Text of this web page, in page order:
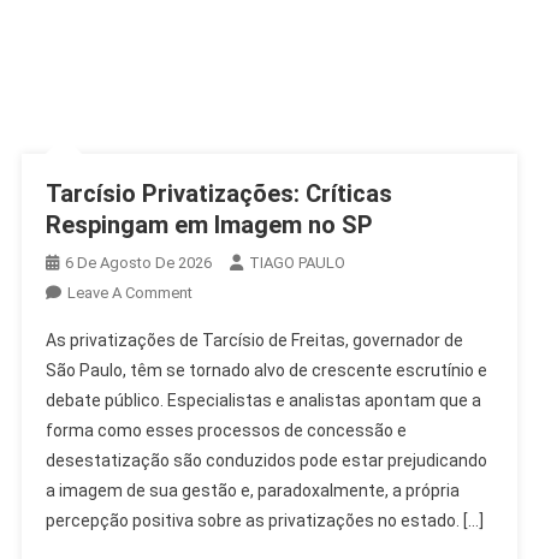
Tarcísio Privatizações: Críticas
Respingam em Imagem no SP
6 De Agosto De 2026
TIAGO PAULO
Leave A CommentOn
Privatizações:
Críticas
Respingam
Em
Imagem
No
As privatizações de Tarcísio de Freitas, governador de
São Paulo, têm se tornado alvo de crescente escrutínio e
debate público. Especialistas e analistas apontam que a
forma como esses processos de concessão e
desestatização são conduzidos pode estar prejudicando
a imagem de sua gestão e, paradoxalmente, a própria
percepção positiva sobre as privatizações no estado. […]